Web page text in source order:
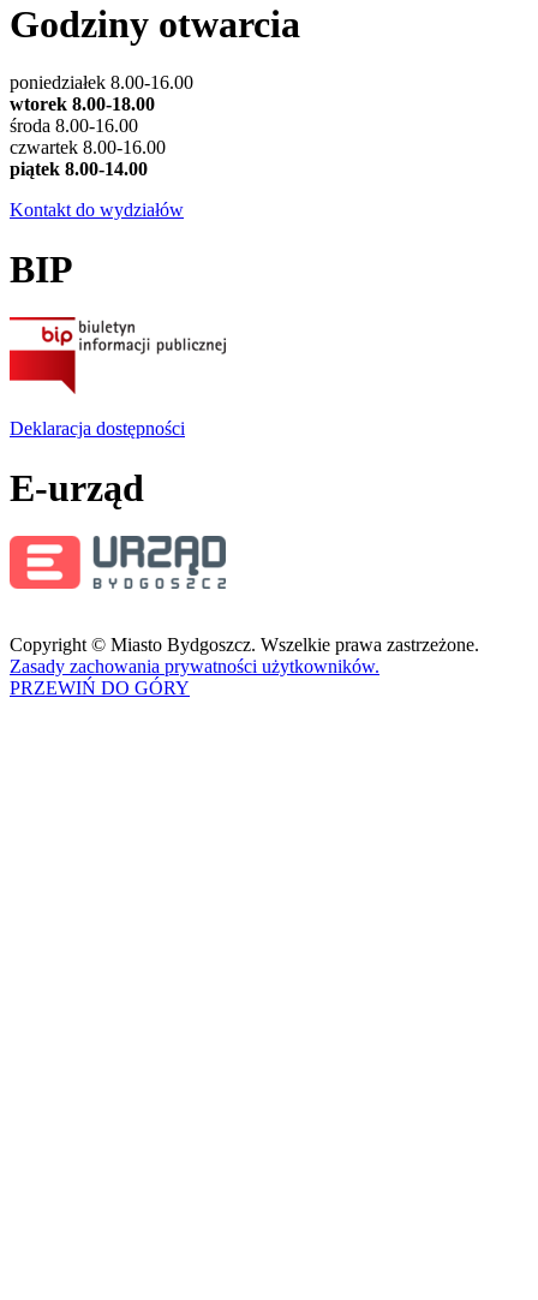
Godziny otwarcia
poniedziałek 8.00-16.00
wtorek 8.00-18.00
środa 8.00-16.00
czwartek 8.00-16.00
piątek 8.00-14.00
Kontakt do wydziałów
BIP
Deklaracja dostępności
E-urząd
Copyright © Miasto Bydgoszcz. Wszelkie prawa zastrzeżone.
Zasady zachowania prywatności użytkowników.
PRZEWIŃ DO GÓRY